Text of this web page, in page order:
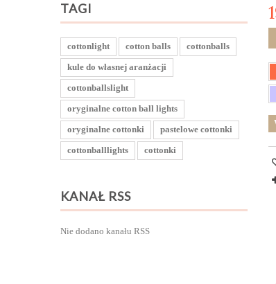
TAGI
cottonlight cotton balls
cottonballs
kule do własnej aranżacji
cottonballslight
oryginalne cotton ball lights
oryginalne cottonki
pastelowe cottonki
cottonballlights
cottonki
KANAŁ RSS
Nie dodano kanału RSS